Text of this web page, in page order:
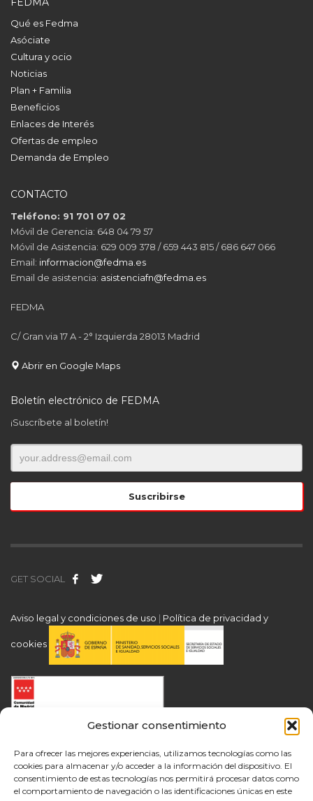
Gestionar consentimiento
Para ofrecer las mejores experiencias, utilizamos tecnologías como las
cookies para almacenar y/o acceder a la información del dispositivo. El
consentimiento de estas tecnologías nos permitirá procesar datos como
el comportamiento de navegación o las identificaciones únicas en este
Qué es Fedma
Asóciate
Cultura y ocio
Noticias
Plan + Familia
Beneficios
Enlaces de Interés
Ofertas de empleo
Demanda de Empleo
CONTACTO
Teléfono: 91 701 07 02
Móvil de Gerencia: 648 04 79 57
Móvil de Asistencia: 629 009 378 / 659 443 815 / 686 647 066
Email: informacion@fedma.es
Email de asistencia: asistenciafn@fedma.es
FEDMA
C/ Gran via 17 A - 2° Izquierda 28013 Madrid
Abrir en Google Maps
Boletín electrónico de FEDMA
¡Suscríbete al boletín!
GET SOCIAL
Aviso legal y condiciones de uso | Política de privacidad y
cookies